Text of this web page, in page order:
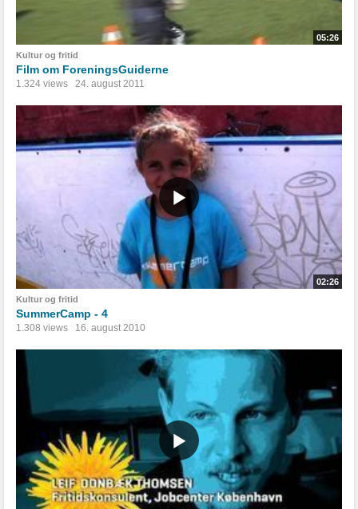
05:26
Kultur og fritid
Film om ForeningsGuiderne
1.324 views 24. august 2011
02:26
Kultur og fritid
SummerCamp - 4
1.308 views 16. august 2010